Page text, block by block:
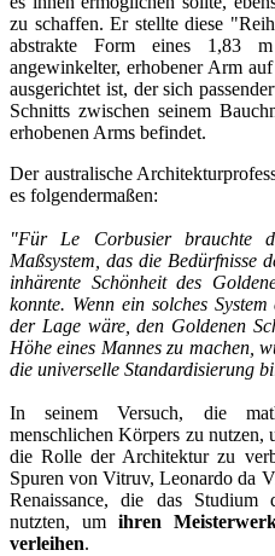
zu schaffen. Er stellte diese
abstrakte Form eines 1,83
angewinkelter, erhobener Arm
ausgerichtet ist, der sich
Schnitts zwischen seinem
erhobenen Arms befindet.
Der australische
es folgendermaßen:
"Für Le Corbusier brauchte
Maßsystem, das die Bedürfnisse
inhärente Schönheit des
konnte. Wenn ein solches
der Lage wäre, den Goldenen
Höhe eines Mannes zu machen,
die universelle Standardisierung
In seinem Versuch, die
menschlichen Körpers zu nutzen,
die Rolle der Architektur zu
Spuren von Vitruv, Leonardo da
Renaissance, die das
nutzten, um ihren
verleihen.